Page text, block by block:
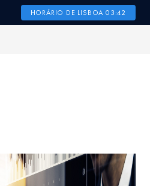
HORÁRIO DE LISBOA 03:42